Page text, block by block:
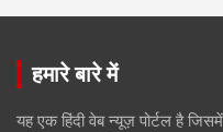
हमारे बारे में
यह एक हिंदी वेब न्यूज़ पोर्टल है